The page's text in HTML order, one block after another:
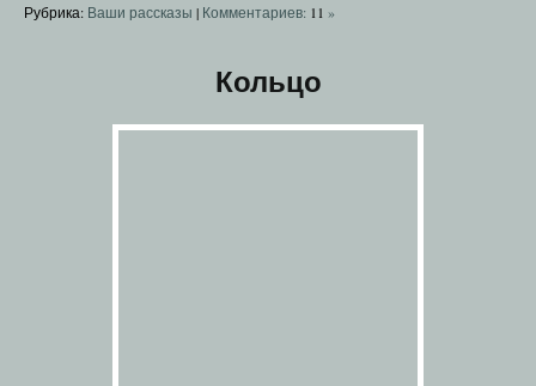
Рубрика: Ваши рассказы | Комментариев: 11 »
Кольцо